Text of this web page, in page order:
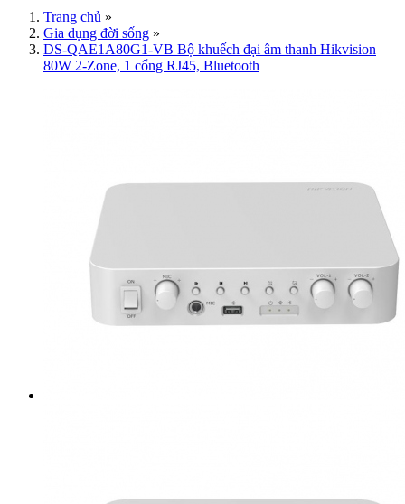
Trang chủ »
Gia dụng đời sống »
DS-QAE1A80G1-VB Bộ khuếch đại âm thanh Hikvision
80W 2-Zone, 1 cổng RJ45, Bluetooth